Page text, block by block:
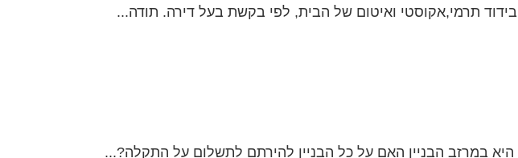
תרמי,אקוסטי ואיטום של הבית, לפי בקשת בעל דירה. תודה...
במרזב הבניין האם על כל הבניין להירתם לתשלום על התקלה?...